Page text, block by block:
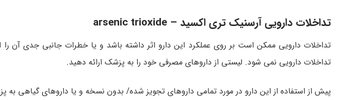
تداخلات دارویی آرسنیک تری اکسید – arsenic trioxide
تداخلات دارویی ممکن است بر روی عملکرد این دارو اثر داشته باشد و یا خطرات جانبی جدی آن
تداخلات دارویی نمی شود. لیستی از داروهای مصرفی خود را به پزشک ارائه دهید.
پیش از استفاده از این دارو در مورد تمامی داروهای تجویز شده/ بدون نسخه و یا داروهای گیاهی به